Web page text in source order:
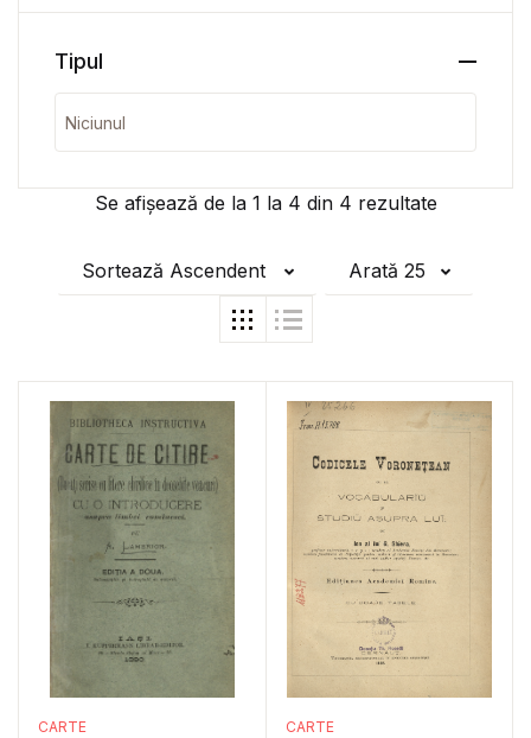
Se afișează de la 1 la 4 din 4 rezultate
Sortează Ascendent Arată 25
CARTE CARTE
Tipul